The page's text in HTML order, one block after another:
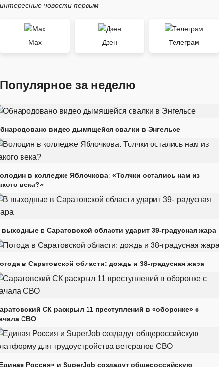
интересные новости первым
Max Дзен Телеграм
Популярное за неделю
видео дымящейся свалки в Энгельсе
в колледже Яблочкова: «Толчки остались нам из
века?»
выходные в Саратовской области ударит 39-градусная жара
в Саратовской области: дождь и 38-градусная жара
СК раскрыл 11 преступлений в «оборонке» с
СВО
Россия» и SuperJob создадут общероссийскую